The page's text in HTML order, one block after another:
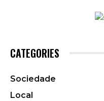
CATEGORIES
Sociedade
Local